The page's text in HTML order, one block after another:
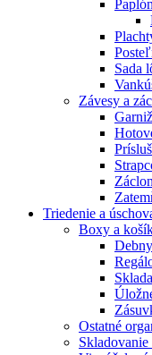
Sada
Závesy a
Triedenie a
Boxy a
Ostatné
Skladovanie